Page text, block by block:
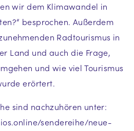
wir dem Klimawandel in
besprochen. Außerdem
Radtourismus in
Land und auch die Frage,
und wie viel Tourismus
erörtert.
sind nachzuhören unter:
sendereihe/neue-